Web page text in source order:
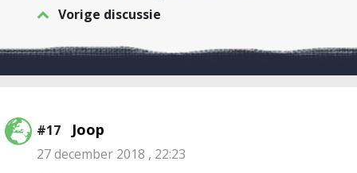
Vorige discussie
#17 Joop
27 december 2018 , 22:23